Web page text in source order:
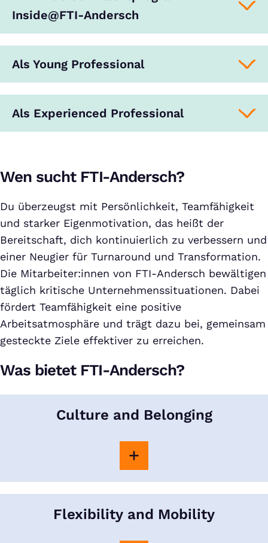
Inside@FTI-Andersch
Als Young Professional
Als Experienced Professional
Wen sucht FTI-Andersch?
Du überzeugst mit Persönlichkeit, Teamfähigkeit
und starker Eigenmotivation, das heißt der
Bereitschaft, dich kontinuierlich zu verbessern und
einer Neugier für Turnaround und Transformation.
Die Mitarbeiter:innen von FTI-Andersch bewältigen
täglich kritische Unternehmenssituationen. Dabei
fördert Teamfähigkeit eine positive
Arbeitsatmosphäre und trägt dazu bei, gemeinsam
gesteckte Ziele effektiver zu erreichen.
Was bietet FTI-Andersch?
Culture and Belonging
Flexibility and Mobility